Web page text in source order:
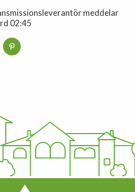
meddelar
02:45